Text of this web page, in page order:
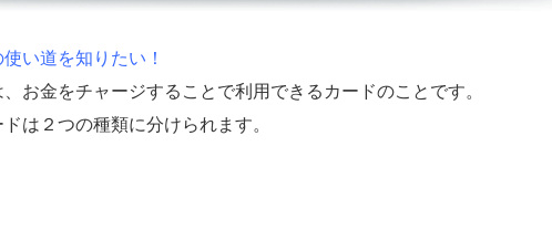
い道を知りたい！
お金をチャージすることで利用できるカードのことです。
は２つの種類に分けられます。